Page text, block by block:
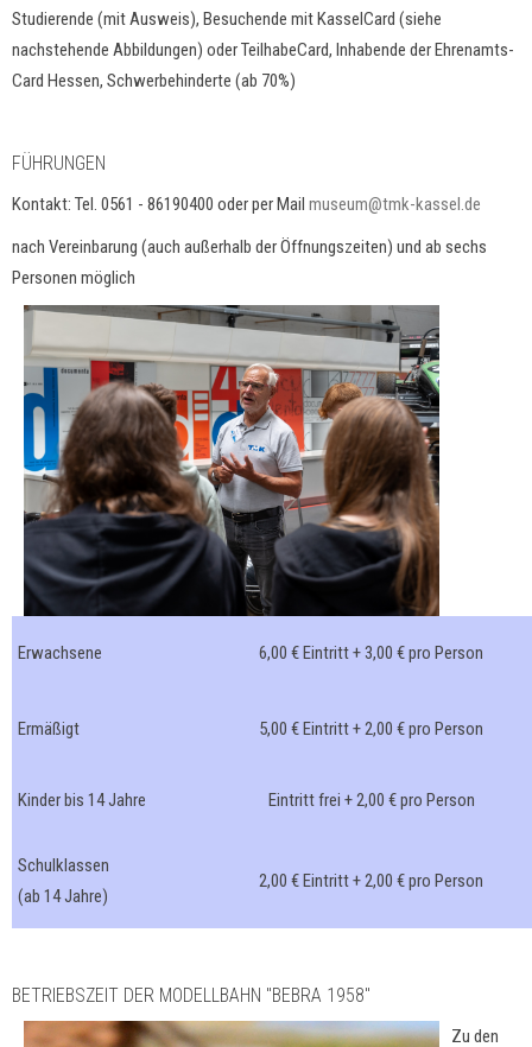
Studierende (mit Ausweis), Besuchende mit KasselCard (siehe
nachstehende Abbildungen) oder TeilhabeCard, Inhabende der Ehrenamts-
Card Hessen, Schwerbehinderte (ab 70%)
FÜHRUNGEN
Kontakt: Tel. 0561 - 86190400 oder per Mail museum@tmk-kassel.de
nach Vereinbarung (auch außerhalb der Öffnungszeiten) und ab sechs
Personen möglich
Erwachsene 6,00 € Eintritt + 3,00 € pro Person
Ermäßigt 5,00 € Eintritt + 2,00 € pro Person
Kinder bis 14 Jahre Eintritt frei + 2,00 € pro Person
Schulklassen
(ab 14 Jahre)
2,00 € Eintritt + 2,00 € pro Person
BETRIEBSZEIT DER MODELLBAHN "BEBRA 1958"
Zu den